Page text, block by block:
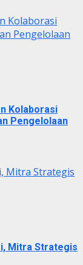
Kolaborasi
Pengelolaan
Kolaborasi
Pengelolaan
Mitra Strategis
Mitra Strategis